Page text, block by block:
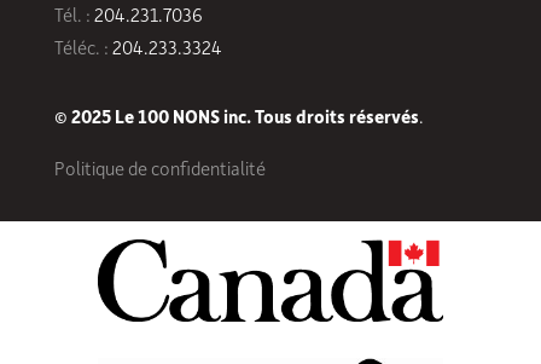
Tél. : 204.231.7036
Téléc. : 204.233.3324
© 2025 Le 100 NONS inc. Tous droits réservés.
Politique de confidentialité